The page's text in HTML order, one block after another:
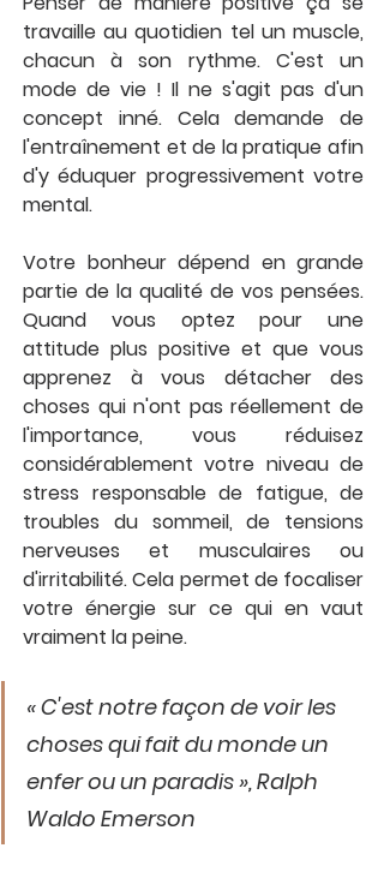
travaille au quotidien tel un muscle,
chacun à son rythme. C'est un
mode de vie ! Il ne s'agit pas d'un
concept inné. Cela demande de
l'entraînement et de la pratique afin
d'y éduquer progressivement votre
mental.
Votre bonheur dépend en grande
partie de la qualité de vos pensées.
Quand vous optez pour une
attitude plus positive et que vous
apprenez à vous détacher des
choses qui n'ont pas réellement de
l'importance, vous réduisez
considérablement votre niveau de
stress responsable de fatigue, de
troubles du sommeil, de tensions
nerveuses et musculaires ou
d'irritabilité. Cela permet de focaliser
votre énergie sur ce qui en vaut
vraiment la peine.
« C'est notre façon de voir les
choses qui fait du monde un
enfer ou un paradis », Ralph
Waldo Emerson